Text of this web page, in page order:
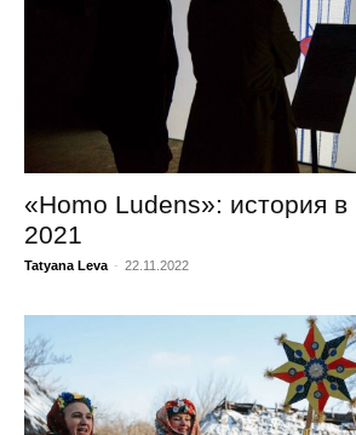
«Homo Ludens»: история в
2021
Tatyana Leva - 22.11.2022